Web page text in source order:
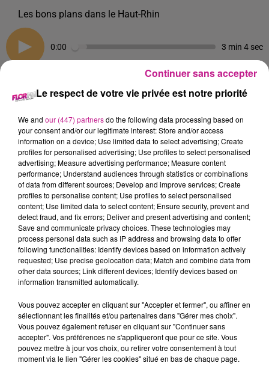
Les bons plans dans le Haut-Rhin
0:00 3 min 4 sec
8 juin 2023 - 3 min 4 sec
68 NEWS DU 8 JUIN
Retrouvez le 68 news du 8 juin avecTerranimoBurnhaupt-
le-Haut, votre animalerie dans le Haut-Rhin
10h46
10h46 10h44
10h44 10h37
10h37
Le respect de votre vie privée est notre priorité
We and our (447) partnersdo the following data processing based on
your consent and/or our legitimate interest: Store and/or access
information on a device; Use limited data to select advertising; Create
profiles for personalised advertising; Use profiles to select personalised
advertising; Measure advertising performance; Measure content
performance; Understand audiences through statistics or combinations
of data from different sources; Develop and improve services; Create
profiles to personalise content; Use profiles to select personalised
content; Use limited data to select content; Ensure security, prevent and
detect fraud, and fix errors; Deliver and present advertising and content;
Save and communicate privacy choices. These technologies may
process personal data such as IP address and browsing data to offer
following functionalities: Identify devices based on information actively
requested; Use precise geolocation data; Match and combine data from
other data sources; Link different devices; Identify devices based on
information transmitted automatically.
Vous pouvez accepter en cliquant sur "Accepter et fermer", ou affiner en
sélectionnant les finalités et/ou partenaires dans "Gérer mes choix".
Vous pouvez également refuser en cliquant sur "Continuer sans
accepter". Vos préférences ne s'appliqueront que pour ce site. Vous
pouvez mettre à jour vos choix, ou retirer votre consentement à tout
moment via le lien "Gérer les cookies" situé en bas de chaque page.
Continuer sans accepter